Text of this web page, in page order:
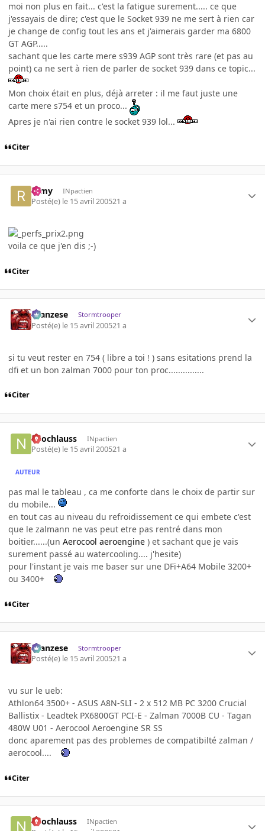
moi non plus en fait... c'est la fatigue surement..... ce que
j'essayais de dire; c'est que le Socket 939 ne me sert à rien car
je change de config tout les ans et j'aimerais garder ma 6800
GT AGP.....
sachant que les carte mere s939 AGP sont très rare (et pas au
point) ca ne sert à rien de parler de socket 939 dans ce topic...
Mon choix était en plus, déjà arreter : il me faut juste une
carte mere s754 et un proco...
Apres je n'ai rien contre le socket 939 lol...
Citer
ramy INpactien
Posté(e) le 15 avril 200521 a
voila ce que j'en dis ;-)
Citer
ilcanzese Stormtrooper
Posté(e) le 15 avril 200521 a
si tu veut rester en 754 ( libre a toi ! ) sans esitations prend la
dfi et un bon zalman 7000 pour ton proc...............
Citer
neochlauss INpactien
Posté(e) le 15 avril 200521 a
AUTEUR
pas mal le tableau , ca me conforte dans le choix de partir sur
du mobile...
en tout cas au niveau du refroidissement ce qui embete c'est
que le zalmann ne vas peut etre pas rentré dans mon
boitier......(un Aerocool aeroengine ) et sachant que je vais
surement passé au watercooling.... j'hesite)
pour l'instant je vais me baser sur une DFi+A64 Mobile 3200+
ou 3400+
Citer
ilcanzese Stormtrooper
Posté(e) le 15 avril 200521 a
vu sur le ueb:
Athlon64 3500+ - ASUS A8N-SLI - 2 x 512 MB PC 3200 Crucial
Ballistix - Leadtek PX6800GT PCI-E - Zalman 7000B CU - Tagan
480W U01 - Aerocool Aeroengine SR SS
donc aparement pas des problemes de compatibilté zalman /
aerocool....
Citer
neochlauss INpactien